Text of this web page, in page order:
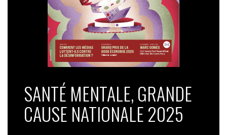
SANTÉ MENTALE, GRANDE
CAUSE NATIONALE 2025